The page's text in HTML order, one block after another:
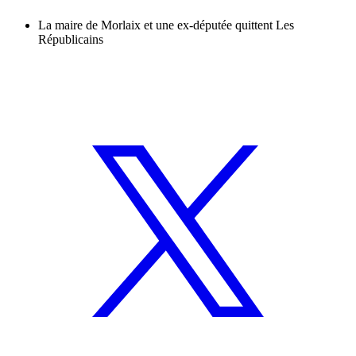
La maire de Morlaix et une ex-députée quittent Les
Républicains